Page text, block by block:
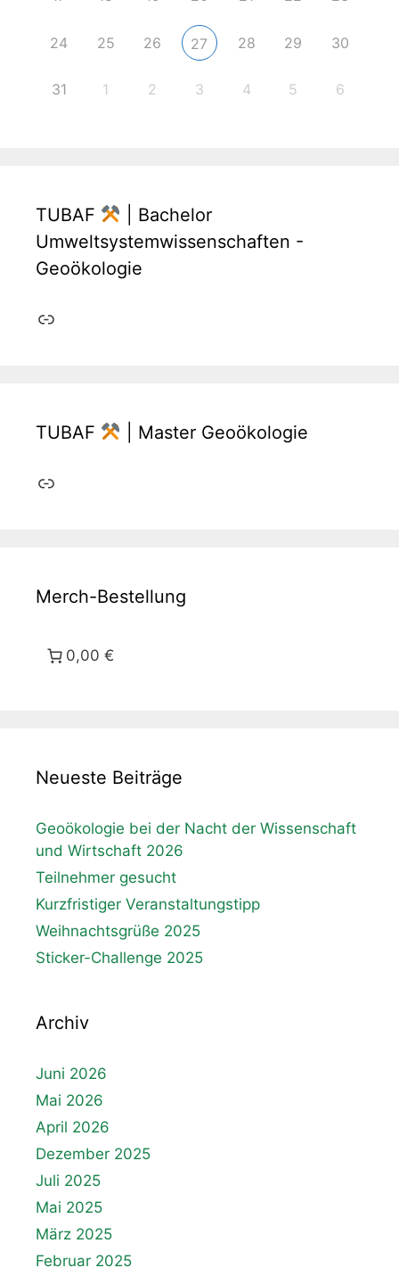
24 25 26 27 28 29 30
31 1 2 3 4 5 6
TUBAF
| Bachelor
Umweltsystemwissenschaften -
Geoökologie
Link
TUBAF | Master Geoökologie
Link
Merch-Bestellung
0,00 €
Neueste Beiträge
Geoökologie bei der Nacht der Wissenschaft
und Wirtschaft 2026
Teilnehmer gesucht
Kurzfristiger Veranstaltungstipp
Weihnachtsgrüße 2025
Sticker-Challenge 2025
Archiv
Juni 2026
Mai 2026
April 2026
Dezember 2025
Juli 2025
Mai 2025
März 2025
Februar 2025